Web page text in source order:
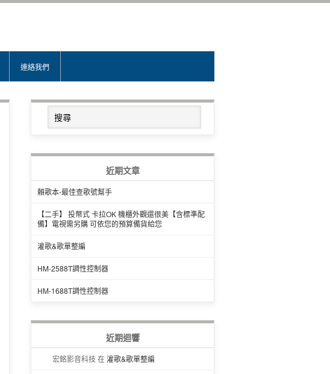
連絡我們
近期文章
賴歌本-最佳查歌號幫手
【二手】 投幣式 卡拉OK 機櫃外觀還很美【含標準配
備】電視需另購 可依您的預算備貨給您
灌歌&歌單整編
HM-2588T調性控制器
HM-1688T調性控制器
近期迴響
宏銘影音科技 在灌歌&歌單整編